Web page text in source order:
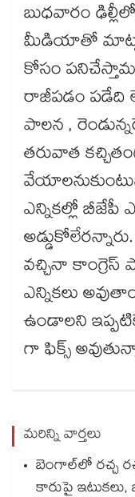
బుధవారం
మీడియాతో
కోసం
రాజీపడం పడేది
పాలన ,
తరువాత
ఎన్నికల్లో బీజేపీ
వచ్చినా కాంగ్రెస్
ఎన్నికలు
ఉండాలని
గా ఫిక్స్
మరిన్ని వార్తలు
బెంగాల్⁭లో రచ్చ
కారుపై